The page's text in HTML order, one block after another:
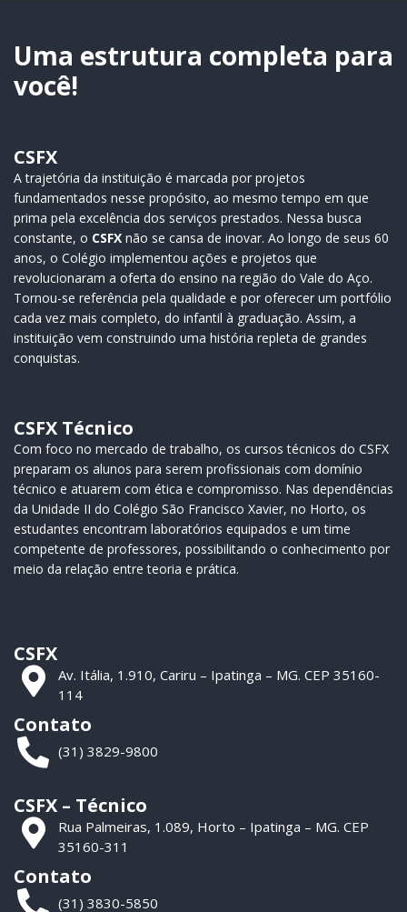
de história,
transformação
de…
Uma estrutura completa para
você!
CSFX
A trajetória da instituição é marcada por projetos
fundamentados nesse propósito, ao mesmo tempo em que
prima pela excelência dos serviços prestados. Nessa busca
constante, o CSFX não se cansa de inovar. Ao longo de seus 60
anos, o Colégio implementou ações e projetos que
revolucionaram a oferta do ensino na região do Vale do Aço.
Tornou-se referência pela qualidade e por oferecer um portfólio
cada vez mais completo, do infantil à graduação. Assim, a
instituição vem construindo uma história repleta de grandes
conquistas.
CSFX Técnico
Com foco no mercado de trabalho, os cursos técnicos do CSFX
preparam os alunos para serem profissionais com domínio
técnico e atuarem com ética e compromisso. Nas dependências
da Unidade II do Colégio São Francisco Xavier, no Horto, os
estudantes encontram laboratórios equipados e um time
competente de professores, possibilitando o conhecimento por
meio da relação entre teoria e prática.
CSFX
Av. Itália, 1.910, Cariru – Ipatinga – MG. CEP 35160-
114
Contato
(31) 3829-9800
CSFX – Técnico
Rua Palmeiras, 1.089, Horto – Ipatinga – MG. CEP
35160-311
Contato
(31) 3830-5850